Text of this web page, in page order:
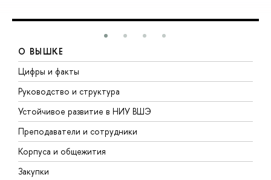
О ВЫШКЕ
Цифры и факты
Руководство и структура
Устойчивое развитие в НИУ ВШЭ
Преподаватели и сотрудники
Корпуса и общежития
Закупки